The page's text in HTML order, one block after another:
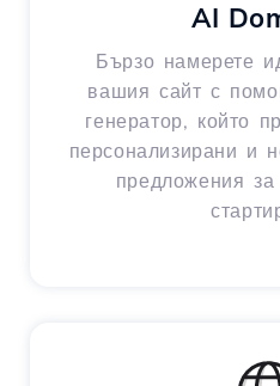
AI
Бързо намерете
вашия сайт с
генератор, който
персонализирани и
предложения